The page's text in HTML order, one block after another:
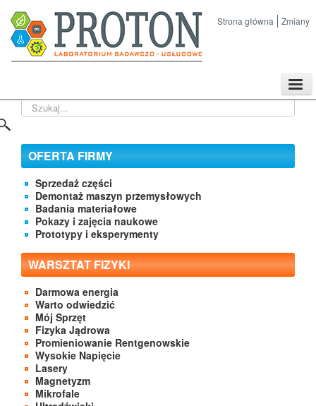
Strona główna Zmiany
Kontakt
Szukaj...
OFERTA FIRMY
Sprzedaż części
Demontaż maszyn przemysłowych
Badania materiałowe
Pokazy i zajęcia naukowe
Prototypy i eksperymenty
WARSZTAT FIZYKI
Darmowa energia
Warto odwiedzić
Mój Sprzęt
Fizyka Jądrowa
Promieniowanie Rentgenowskie
Wysokie Napięcie
Lasery
Magnetyzm
Mikrofale